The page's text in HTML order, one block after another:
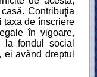
Contribuţia
taxa de înscriere
în vigoare,
la fondul social
având dreptul